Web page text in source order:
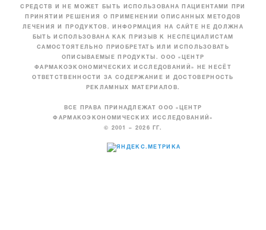
СРЕДСТВ И НЕ МОЖЕТ БЫТЬ ИСПОЛЬЗОВАНА ПАЦИЕНТАМИ ПРИ
ПРИНЯТИИ РЕШЕНИЯ О ПРИМЕНЕНИИ ОПИСАННЫХ МЕТОДОВ
ЛЕЧЕНИЯ И ПРОДУКТОВ. ИНФОРМАЦИЯ НА САЙТЕ НЕ ДОЛЖНА
БЫТЬ ИСПОЛЬЗОВАНА КАК ПРИЗЫВ К НЕСПЕЦИАЛИСТАМ
САМОСТОЯТЕЛЬНО ПРИОБРЕТАТЬ ИЛИ ИСПОЛЬЗОВАТЬ
ОПИСЫВАЕМЫЕ ПРОДУКТЫ. ООО «ЦЕНТР
ФАРМАКОЭКОНОМИЧЕСКИХ ИССЛЕДОВАНИЙ» НЕ НЕСЁТ
ОТВЕТСТВЕННОСТИ ЗА СОДЕРЖАНИЕ И ДОСТОВЕРНОСТЬ
РЕКЛАМНЫХ МАТЕРИАЛОВ.
ВСЕ ПРАВА ПРИНАДЛЕЖАТ ООО «ЦЕНТР
ФАРМАКОЭКОНОМИЧЕСКИХ ИССЛЕДОВАНИЙ»
© 2001 – 2026 ГГ.